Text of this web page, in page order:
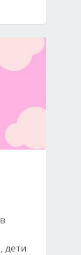
дети